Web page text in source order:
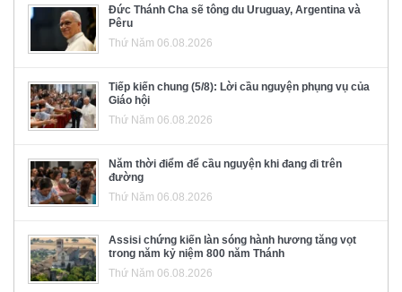
Đức Thánh Cha sẽ tông du Uruguay, Argentina và
Pêru
Thứ Năm 06.08.2026
Tiếp kiến chung (5/8): Lời cầu nguyện phụng vụ của
Giáo hội
Thứ Năm 06.08.2026
Năm thời điểm để cầu nguyện khi đang đi trên
đường
Thứ Năm 06.08.2026
Assisi chứng kiến làn sóng hành hương tăng vọt
trong năm kỷ niệm 800 năm Thánh
Thứ Năm 06.08.2026